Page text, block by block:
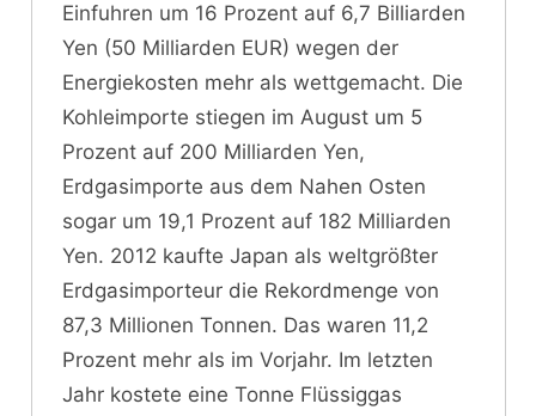
Einfuhren um 16 Prozent auf 6,7 Billiarden
Yen (50 Milliarden EUR) wegen der
Energiekosten mehr als wettgemacht. Die
Kohleimporte stiegen im August um 5
Prozent auf 200 Milliarden Yen,
Erdgasimporte aus dem Nahen Osten
sogar um 19,1 Prozent auf 182 Milliarden
Yen. 2012 kaufte Japan als weltgrößter
Erdgasimporteur die Rekordmenge von
87,3 Millionen Tonnen. Das waren 11,2
Prozent mehr als im Vorjahr. Im letzten
Jahr kostete eine Tonne Flüssiggas